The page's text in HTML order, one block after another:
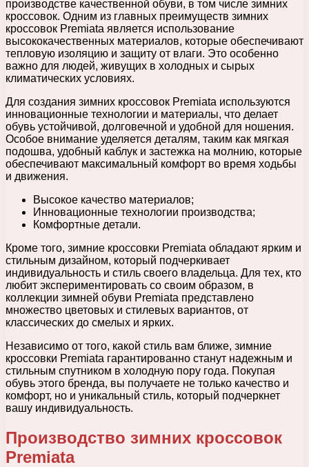
производстве качественной обуви, в том числе зимних
кроссовок. Одним из главных преимуществ зимних
кроссовок Premiata является использование
высококачественных материалов, которые обеспечивают
тепловую изоляцию и защиту от влаги. Это особенно
важно для людей, живущих в холодных и сырых
климатических условиях.
Для создания зимних кроссовок Premiata используются
инновационные технологии и материалы, что делает
обувь устойчивой, долговечной и удобной для ношения.
Особое внимание уделяется деталям, таким как мягкая
подошва, удобный каблук и застежка на молнию, которые
обеспечивают максимальный комфорт во время ходьбы
и движения.
Высокое качество материалов;
Инновационные технологии производства;
Комфортные детали.
Кроме того, зимние кроссовки Premiata обладают ярким и
стильным дизайном, который подчеркивает
индивидуальность и стиль своего владельца. Для тех, кто
любит экспериментировать со своим образом, в
коллекции зимней обуви Premiata представлено
множество цветовых и стилевых вариантов, от
классических до смелых и ярких.
Независимо от того, какой стиль вам ближе, зимние
кроссовки Premiata гарантированно станут надежным и
стильным спутником в холодную пору года. Покупая
обувь этого бренда, вы получаете не только качество и
комфорт, но и уникальный стиль, который подчеркнет
вашу индивидуальность.
Производство зимних кроссовок
Premiata